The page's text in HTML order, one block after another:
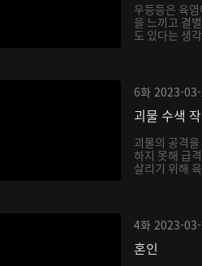
우등등은 육
을 느끼고 결
도 있다는 생
6화 2023-
괴물 수색
괴물의 공격
하지 못해 급
살리기 위해
4화 2023-
혼인